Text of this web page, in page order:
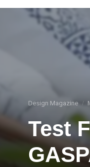
Design Magazine
Test